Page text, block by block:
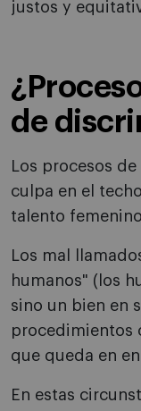
justos y
de
Los procesos
culpa en el
talento
Los mal
humanos" (los
sino un bien en
procedimientos
que queda en
En estas